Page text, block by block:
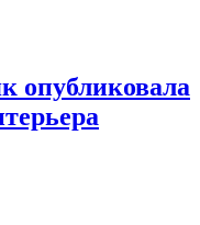
опубликовала